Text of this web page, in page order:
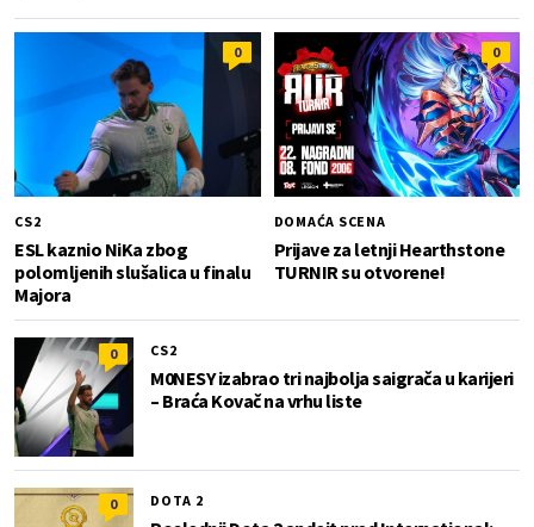
0
CS2
ESL kaznio NiKa zbog
polomljenih slušalica u finalu
Majora
0
DOMAĆA SCENA
Prijave za letnji Hearthstone
TURNIR su otvorene!
0 CS2
M0NESY izabrao tri najbolja saigrača u karijeri
– Braća Kovač na vrhu liste
0 DOTA 2